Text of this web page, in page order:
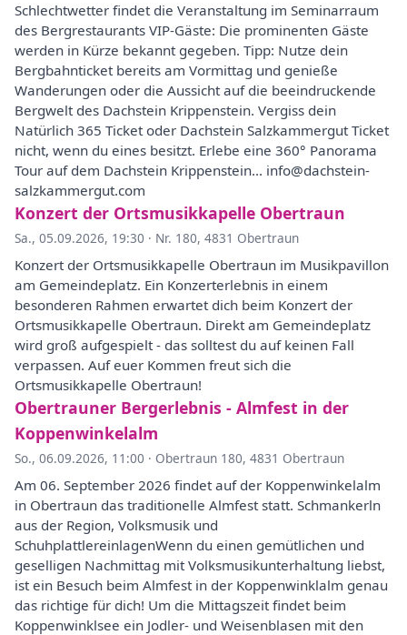
Schlechtwetter findet die Veranstaltung im Seminarraum
des Bergrestaurants VIP-Gäste: Die prominenten Gäste
werden in Kürze bekannt gegeben. Tipp: Nutze dein
Bergbahnticket bereits am Vormittag und genieße
Wanderungen oder die Aussicht auf die beeindruckende
Bergwelt des Dachstein Krippenstein. Vergiss dein
Natürlich 365 Ticket oder Dachstein Salzkammergut Ticket
nicht, wenn du eines besitzt. Erlebe eine 360° Panorama
Tour auf dem Dachstein Krippenstein... info@dachstein-
salzkammergut.com
Konzert der Ortsmusikkapelle Obertraun
Sa., 05.09.2026, 19:30 · Nr. 180, 4831 Obertraun
Konzert der Ortsmusikkapelle Obertraun im Musikpavillon
am Gemeindeplatz. Ein Konzerterlebnis in einem
besonderen Rahmen erwartet dich beim Konzert der
Ortsmusikkapelle Obertraun. Direkt am Gemeindeplatz
wird groß aufgespielt - das solltest du auf keinen Fall
verpassen. Auf euer Kommen freut sich die
Ortsmusikkapelle Obertraun!
Obertrauner Bergerlebnis - Almfest in der
Koppenwinkelalm
So., 06.09.2026, 11:00 · Obertraun 180, 4831 Obertraun
Am 06. September 2026 findet auf der Koppenwinkelalm
in Obertraun das traditionelle Almfest statt. Schmankerln
aus der Region, Volksmusik und
SchuhplattlereinlagenWenn du einen gemütlichen und
geselligen Nachmittag mit Volksmusikunterhaltung liebst,
ist ein Besuch beim Almfest in der Koppenwinklalm genau
das richtige für dich! Um die Mittagszeit findet beim
Koppenwinklsee ein Jodler- und Weisenblasen mit den